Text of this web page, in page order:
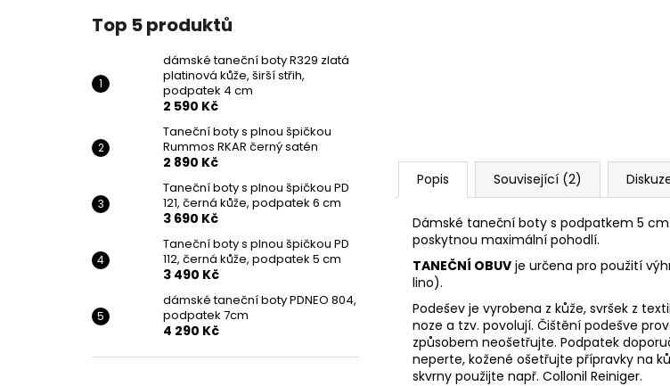
Top 5 produktů
dámské taneční boty R329 zlatá
platinová kůže, širší střih,
podpatek 4 cm
2 590 Kč
Taneční boty s plnou špičkou
Rummos RKAR černý satén
2 890 Kč
Taneční boty s plnou špičkou PD
121, černá kůže, podpatek 6 cm
3 690 Kč
Taneční boty s plnou špičkou PD
112, černá kůže, podpatek 5 cm
3 490 Kč
dámské taneční boty PDNEO 804,
podpatek 7cm
4 290 Kč
Popis Související (2)
Dámské taneční boty s podpatkem 5
poskytnou maximální pohodlí.
TANEČNÍ OBUV je určena pro použití
lino).
Podešev je vyrobena z kůže, svršek z
noze a tzv. povolují. Čištění podešve
způsobem neošetřujte. Podpatek
neperte, kožené ošetřujte přípravky na
skvrny použijte např. Collonil Reiniger.